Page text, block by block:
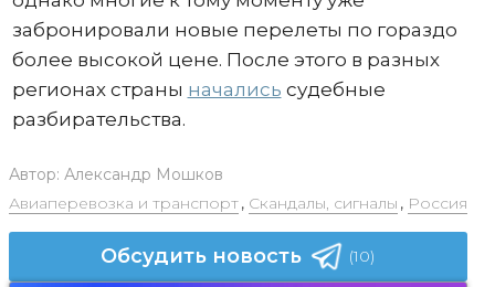
забронировали новые перелеты по гораздо
более высокой цене. После этого в разных
регионах страны начались судебные
разбирательства.
Автор: Александр Мошков
Авиаперевозка и транспорт, Скандалы, сигналы , Россия
Обсудить новость (10)